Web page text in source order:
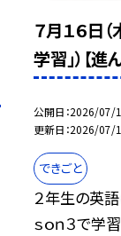
７月１６日
学習」）【進
公開日 2026/07/
更新日 2026/07/
できごと
２年生の英語
ｓｏｎ３で学